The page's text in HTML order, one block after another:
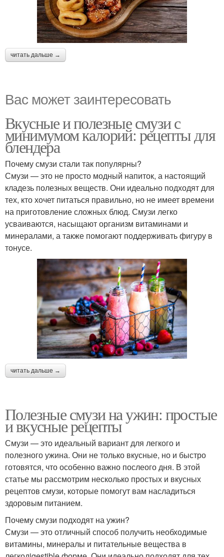
читать дальше →
Вас может заинтересовать
Вкусные и полезные смузи с
минимумом калорий: рецепты для
блендера
Почему смузи стали так популярны?
Смузи — это не просто модный напиток, а настоящий
кладезь полезных веществ. Они идеально подходят для
тех, кто хочет питаться правильно, но не имеет времени
на приготовление сложных блюд. Смузи легко
усваиваются, насыщают организм витаминами и
минералами, а также помогают поддерживать фигуру в
тонусе.
читать дальше →
Полезные смузи на ужин: простые
и вкусные рецепты
Смузи — это идеальный вариант для легкого и
полезного ужина. Они не только вкусные, но и быстро
готовятся, что особенно важно послеого дня. В этой
статье мы рассмотрим несколько простых и вкусных
рецептов смузи, которые помогут вам насладиться
здоровым питанием.
Почему смузи подходят на ужин?
Смузи — это отличный способ получить необходимые
витамины, минералы и питательные вещества в